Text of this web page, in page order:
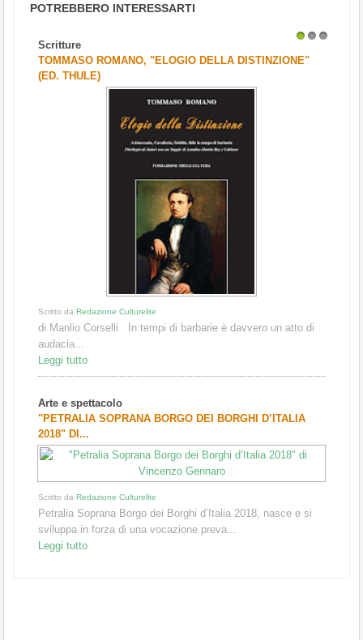
POTREBBERO INTERESSARTI
Scritture
TOMMASO ROMANO, "ELOGIO DELLA DISTINZIONE"
(ED. THULE)
Scritto da Redazione Culturelite
di Manlio Corselli In tempi di barbarie è davvero un atto di
audacia...
Leggi tutto
Arte e spettacolo
"PETRALIA SOPRANA BORGO DEI BORGHI D’ITALIA
2018" DI...
Scritto da Redazione Culturelite
Petralia Soprana Borgo dei Borghi d’Italia 2018, nasce e si
sviluppa in forza di una vocazione preva...
Leggi tutto